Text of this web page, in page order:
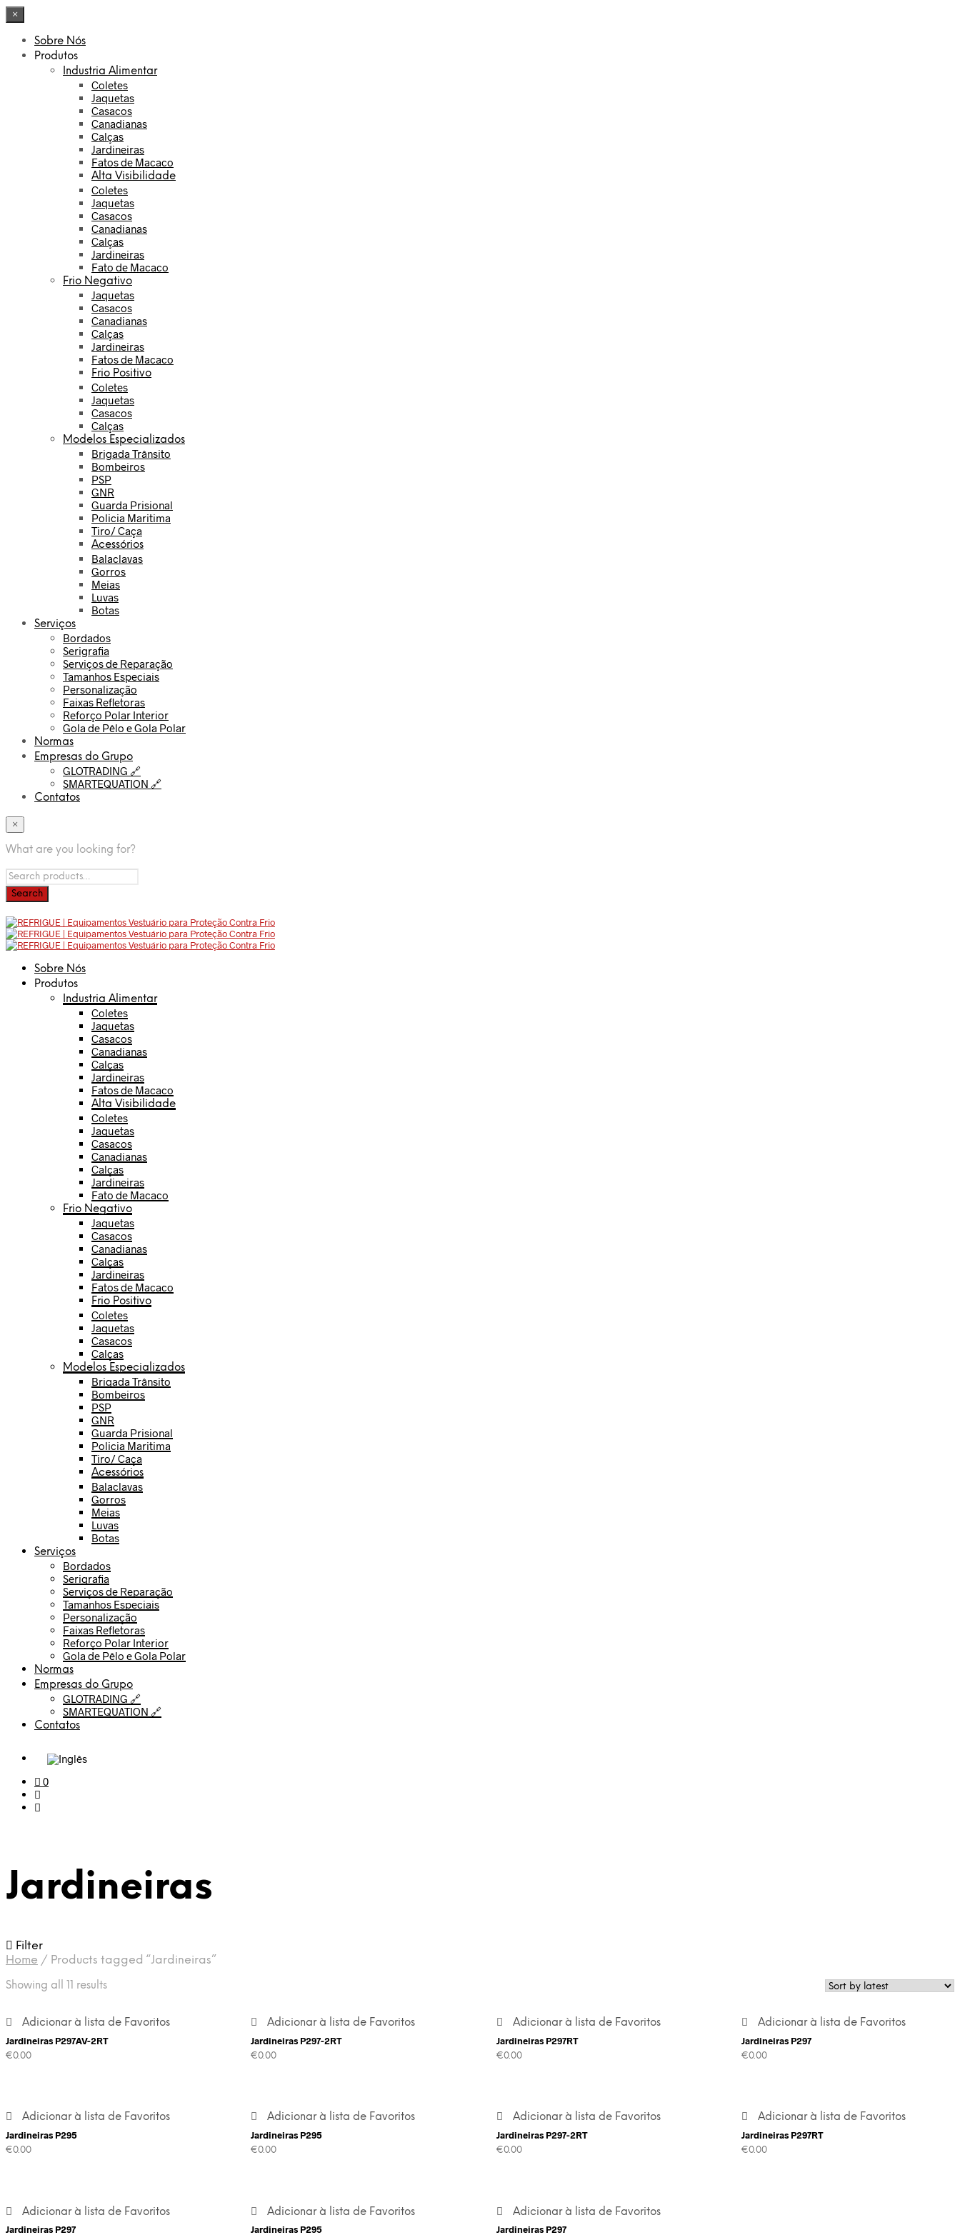
×
Sobre Nós
Produtos
Industria Alimentar
Coletes
Jaquetas
Casacos
Canadianas
Calças
Jardineiras
Fatos de Macaco
Alta Visibilidade
Coletes
Jaquetas
Casacos
Canadianas
Calças
Jardineiras
Fato de Macaco
Frio Negativo
Jaquetas
Casacos
Canadianas
Calças
Jardineiras
Fatos de Macaco
Frio Positivo
Coletes
Jaquetas
Casacos
Calças
Modelos Especializados
Brigada Trânsito
Bombeiros
PSP
GNR
Guarda Prisional
Policia Maritima
Tiro/ Caça
Acessórios
Balaclavas
Gorros
Meias
Luvas
Botas
Serviços
Bordados
Serigrafia
Serviços de Reparação
Tamanhos Especiais
Personalização
Faixas Refletoras
Reforço Polar Interior
Gola de Pêlo e Gola Polar
Normas
Empresas do Grupo
GLOTRADING 🔗
SMARTEQUATION 🔗
Contatos
×
What are you looking for?
Sobre Nós
Produtos
Industria Alimentar
Coletes
Jaquetas
Casacos
Canadianas
Calças
Jardineiras
Fatos de Macaco
Alta Visibilidade
Coletes
Jaquetas
Casacos
Canadianas
Calças
Jardineiras
Fato de Macaco
Frio Negativo
Jaquetas
Casacos
Canadianas
Calças
Jardineiras
Fatos de Macaco
Frio Positivo
Coletes
Jaquetas
Casacos
Calças
Modelos Especializados
Brigada Trânsito
Bombeiros
PSP
GNR
Guarda Prisional
Policia Maritima
Tiro/ Caça
Acessórios
Balaclavas
Gorros
Meias
Luvas
Botas
Serviços
Bordados
Serigrafia
Serviços de Reparação
Tamanhos Especiais
Personalização
Faixas Refletoras
Reforço Polar Interior
Gola de Pêlo e Gola Polar
Normas
Empresas do Grupo
GLOTRADING 🔗
SMARTEQUATION 🔗
Contatos
0
Jardineiras
Filter
Home / Products tagged “Jardineiras”
Showing all 11 results
Adicionar à lista de Favoritos
Jardineiras P297AV-2RT
€0.00
Adicionar à lista de Favoritos
Jardineiras P297-2RT
€0.00
Adicionar à lista de Favoritos
Jardineiras P297RT
€0.00
Adicionar à lista de Favoritos
Jardineiras P297
€0.00
Adicionar à lista de Favoritos
Jardineiras P295
€0.00
Adicionar à lista de Favoritos
Jardineiras P295
€0.00
Adicionar à lista de Favoritos
Jardineiras P297-2RT
€0.00
Adicionar à lista de Favoritos
Jardineiras P297RT
€0.00
Adicionar à lista de Favoritos
Jardineiras P297
Adicionar à lista de Favoritos
Jardineiras P295
Adicionar à lista de Favoritos
Jardineiras P297